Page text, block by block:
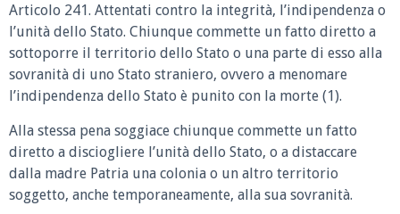
Articolo 241. Attentati contro la integrità, l’indipendenza o
l’unità dello Stato. Chiunque commette un fatto diretto a
sottoporre il territorio dello Stato o una parte di esso alla
sovranità di uno Stato straniero, ovvero a menomare
l’indipendenza dello Stato è punito con la morte (1).
Alla stessa pena soggiace chiunque commette un fatto
diretto a disciogliere l’unità dello Stato, o a distaccare
dalla madre Patria una colonia o un altro territorio
soggetto, anche temporaneamente, alla sua sovranità.